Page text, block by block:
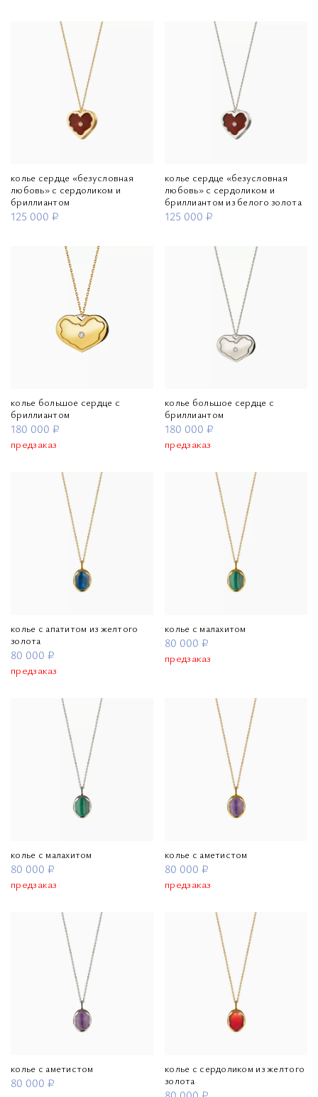
колье сердце «безусловная
любовь» с сердоликом и
бриллиантом
125 000 ₽
колье сердце «безусловная
любовь» с сердоликом и
бриллиантом из белого золота
125 000 ₽
колье большое сердце с
бриллиантом
180 000 ₽
предзаказ
колье большое сердце с
бриллиантом
180 000 ₽
предзаказ
колье с апатитом из желтого
золота
80 000 ₽
предзаказ
колье с малахитом
80 000 ₽
предзаказ
колье с малахитом
80 000 ₽
предзаказ
колье с аметистом
80 000 ₽
предзаказ
колье с аметистом
80 000 ₽
колье с сердоликом из желтого
золота